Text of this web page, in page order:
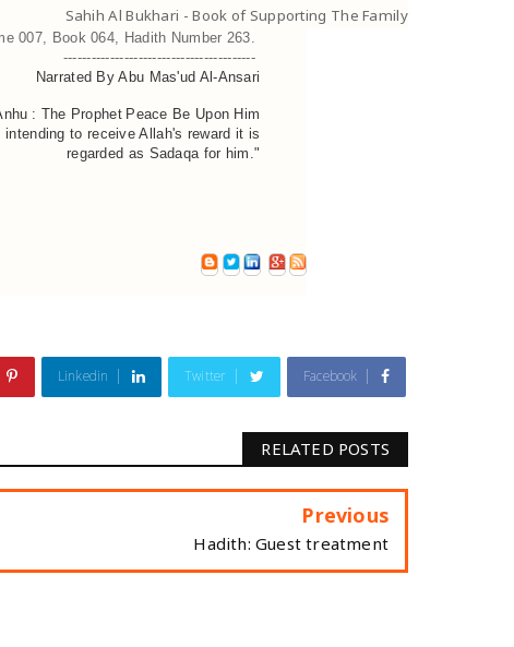
Sahih Al Bukhari - Book of Supporting The Family
007, Book 064, Hadith Number 263.
-----------------------------------------
Narrated By Abu Mas'ud Al-Ansari
: The Prophet Peace Be Upon Him
to receive Allah's reward it is
regarded as Sadaqa for him."
Facebook
Twitter
Linkedin
RELATED POSTS
Previous
Hadith: Guest treatment